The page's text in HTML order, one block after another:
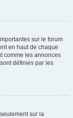
sur le forum
en haut de chaque
comme les annonces
définies par les
sur la